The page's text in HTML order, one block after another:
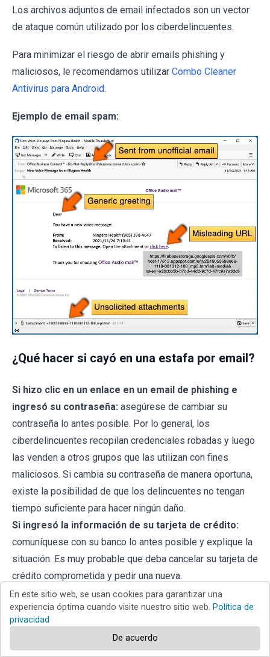
Los archivos adjuntos de email infectados son un vector
de ataque común utilizado por los ciberdelincuentes.
Para minimizar el riesgo de abrir emails phishing y
maliciosos, le recomendamos utilizar Combo Cleaner
Antivirus para Android.
Ejemplo de email spam:
¿Qué hacer si cayó en una estafa por email?
Si hizo clic en un enlace en un email de phishing e
ingresó su contraseña: asegúrese de cambiar su
contraseña lo antes posible. Por lo general, los
ciberdelincuentes recopilan credenciales robadas y luego
las venden a otros grupos que las utilizan con fines
maliciosos. Si cambia su contraseña de manera oportuna,
existe la posibilidad de que los delincuentes no tengan
tiempo suficiente para hacer ningún daño.
Si ingresó la información de su tarjeta de crédito:
comuníquese con su banco lo antes posible y explique la
situación. Es muy probable que deba cancelar su tarjeta de
crédito comprometida y pedir una nueva.
Si ve algún signo de robo de identidad:debe
comunicarse de inmediato con laFederal Trade
Commission. Esta institución recopilará información sobre
su situación y creará un plan de recuperación personal.
En este sitio web, se usan cookies para garantizar una
experiencia óptima cuando visite nuestro sitio web. Política de
privacidad
De acuerdo